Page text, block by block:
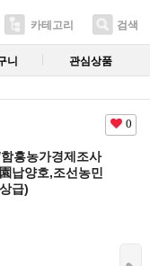
카테고리 검색
니 관심상품
0
흥농가경제조사
납양호,조선농민
급)